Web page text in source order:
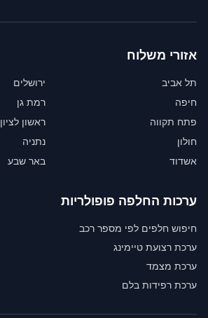
אזורי משלוח
תל אביב
ירושלים
חיפה
רמת גן
פתח תקווה
ראשון לציון
חולון
נתניה
אשדוד
באר שבע
ערכות החלפה פופולריות
חיפוש חלפים לפי מספר רכב
ערכת רצועת טיימינג
ערכת מצמד
ערכת רפידות בלם